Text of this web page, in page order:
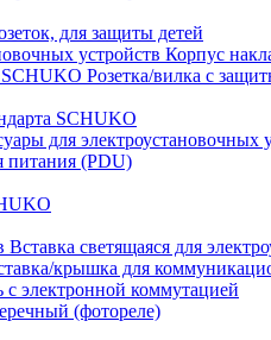
для защиты детей
Корпус
Розетка/вилка с
SCHUKO
для электроустановочных
питания (PDU)
Вставка светящаяся для
крышка для
электронной коммутацией
(фотореле)